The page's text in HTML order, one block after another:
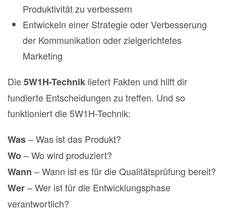
Produktivität zu verbessern
Entwickeln einer Strategie oder Verbesserung
der Kommunikation oder zielgerichtetes
Marketing
Die5W1H-Technik liefert Fakten und hilft dir
fundierte Entscheidungen zu treffen. Und so
funktioniert die 5W1H-Technik:
Was– Was ist das Produkt?
Wo– Wo wird produziert?
Wann – Wann ist es für die Qualitätsprüfung bereit?
Wer– Wer ist für die Entwicklungsphase
verantwortlich?